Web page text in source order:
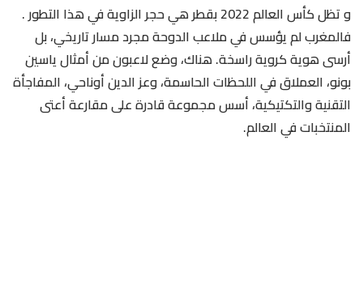
و تظل كأس العالم 2022 بقطر هي حجر الزاوية في هذا التطور .
فالمغرب لم يؤسس في ملاعب الدوحة مجرد مسار تاريخي، بل
أرسى هوية كروية راسخة. هناك، وضع لاعبون من أمثال ياسين
بونو، العملاق في اللحظات الحاسمة، وعز الدين أوناحي، المفاجأة
التقنية والتكتيكية، أسس مجموعة قادرة على مقارعة أعتى
المنتخبات في العالم.